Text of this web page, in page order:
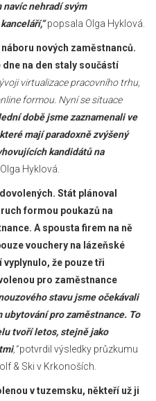
nehradí svým
popsala Olga Hyklová.
nových zaměstnanců.
na den staly součástí
virtualizace pracovního trhu,
formou. Nyní se situace
době jsme zaznamenali ve
mají paradoxně zvýšený
kandidátů na
Hyklová.
Stát plánoval
formou poukazů na
A spousta firem na ně
vouchery na lázeňské
že pouze tři
pro zaměstnance
stavu jsme očekávali
pro zaměstnance. To
tvoří letos, stejně jako
,“potvrdil výsledky průzkumu
& Ski v Krkonoších.
v tuzemsku, někteří už ji